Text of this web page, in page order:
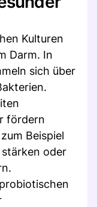
Kulturen
Darm. In
sich über
fördern
Beispiel
oder